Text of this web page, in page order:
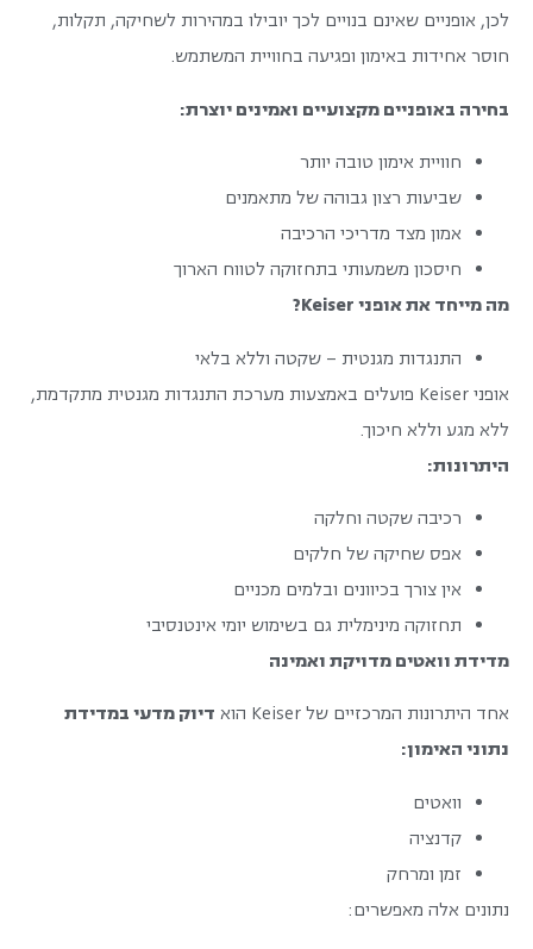
לכן, אופניים שאינם בנויים לכך יובילו במהירות לשחיקה, תקלות,
חוסר אחידות באימון ופגיעה בחוויית המשתמש.
בחירה באופניים מקצועיים ואמינים יוצרת:
חוויית אימון טובה יותר
שביעות רצון גבוהה של מתאמנים
אמון מצד מדריכי הרכיבה
חיסכון משמעותי בתחזוקה לטווח הארוך
מה מייחד את אופני Keiser?
התנגדות מגנטית – שקטה וללא בלאי
אופני Keiser פועלים באמצעות מערכת התנגדות מגנטית מתקדמת,
ללא מגע וללא חיכוך.
היתרונות:
רכיבה שקטה וחלקה
אפס שחיקה של חלקים
אין צורך בכיוונים ובלמים מכניים
תחזוקה מינימלית גם בשימוש יומי אינטנסיבי
מדידת וואטים מדויקת ואמינה
אחד היתרונות המרכזיים של Keiser הוא
דיוק מדעי במדידת
נתוני האימון:
וואטים
קדנציה
זמן ומרחק
נתונים אלה מאפשרים: